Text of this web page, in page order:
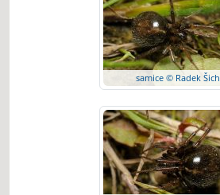
samice © Radek Šich